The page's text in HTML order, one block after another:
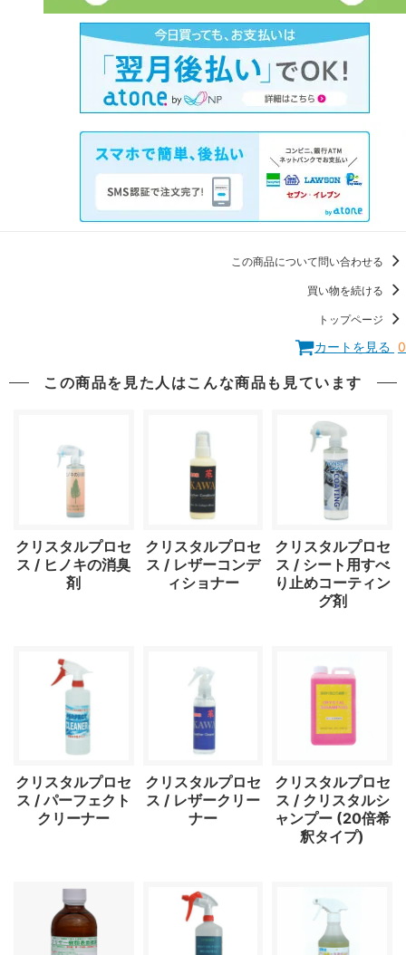
この商品について問い合わせる
買い物を続ける
トップページ
カートを見る 0
この商品を見た人はこんな商品も見ています
クリスタルプロセ
ス / ヒノキの消臭
剤
クリスタルプロセ
ス / レザーコンデ
ィショナー
クリスタルプロセ
ス / シート用すべ
り止めコーティン
グ剤
クリスタルプロセ
ス / パーフェクト
クリーナー
クリスタルプロセ
ス / レザークリー
ナー
クリスタルプロセ
ス / クリスタルシ
ャンプー (20倍希
釈タイプ)